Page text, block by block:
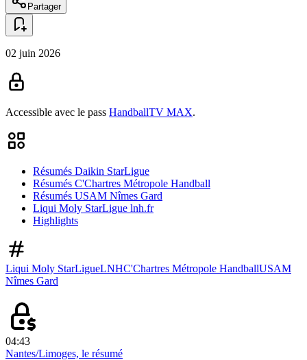
Partager
02 juin 2026
Accessible avec le pass HandballTV MAX.
Résumés Daikin StarLigue
Résumés C'Chartres Métropole Handball
Résumés USAM Nîmes Gard
Liqui Moly StarLigue lnh.fr
Highlights
Liqui Moly StarLigueLNHC'Chartres Métropole HandballUSAM
Nîmes Gard
04:43
Nantes/Limoges, le résumé